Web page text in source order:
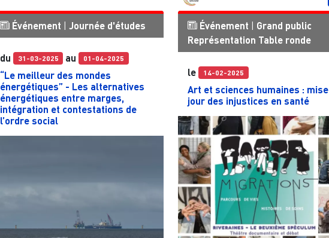
Événement | Journée d'études
du 31-03-2025 au 01-04-2025
“Le meilleur des mondes
énergétiques” - Les alternatives
énergétiques entre marges,
intégration et contestations de
l’ordre social
Événement | Grand public
Représentation Table ronde
le 14-02-2025
Art et sciences humaines :
jour des injustices en santé